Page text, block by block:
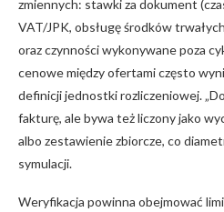
zmiennych: stawki za dokument
VAT/JPK, obsługę środków
oraz czynności wykonywane poza
cenowe między ofertami często
definicji jednostki rozliczeniowej.
fakturę, ale bywa też liczony jako
albo zestawienie zbiorcze, co
symulacji.
Weryfikacja powinna obejmować